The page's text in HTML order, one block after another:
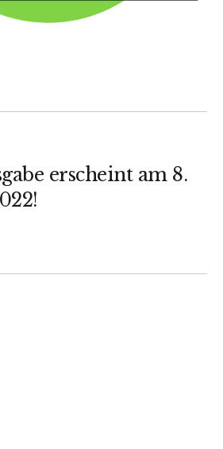
erscheint am 8.